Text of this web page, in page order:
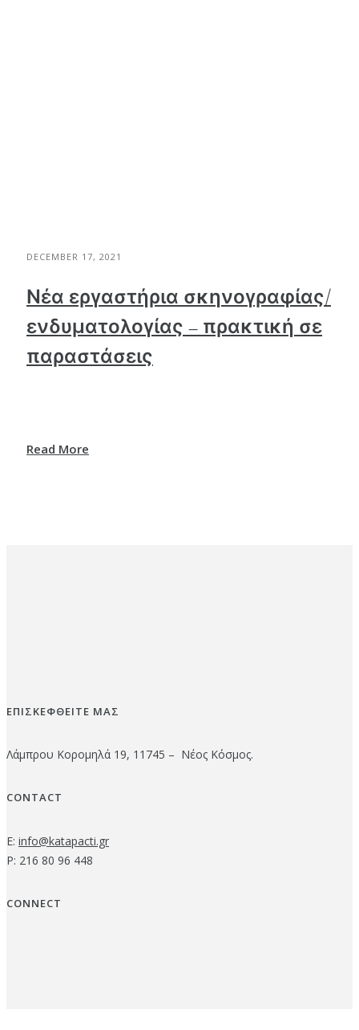
DECEMBER 17, 2021
Νέα εργαστήρια σκηνογραφίας/
ενδυματολογίας – πρακτική σε
παραστάσεις
Read More
ΕΠΙΣΚΕΦΘΕΙΤΕ ΜΑΣ
Λάμπρου Κορομηλά 19, 11745 – Νέος Κόσμος.
CONTACT
E: info@katapacti.gr
P: 216 80 96 448
CONNECT